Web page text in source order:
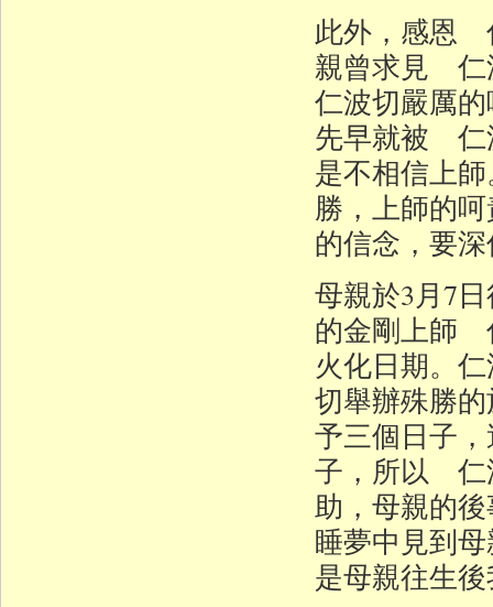
此外，感恩
親曾求見 仁
仁波切嚴厲
先早就被 仁
是不相信上
勝，上師的
的信念，要
母親於3月7
的金剛上師
火化日期。
切舉辦殊勝
予三個日子
子，所以 仁
助，母親的
睡夢中見到
是母親往生